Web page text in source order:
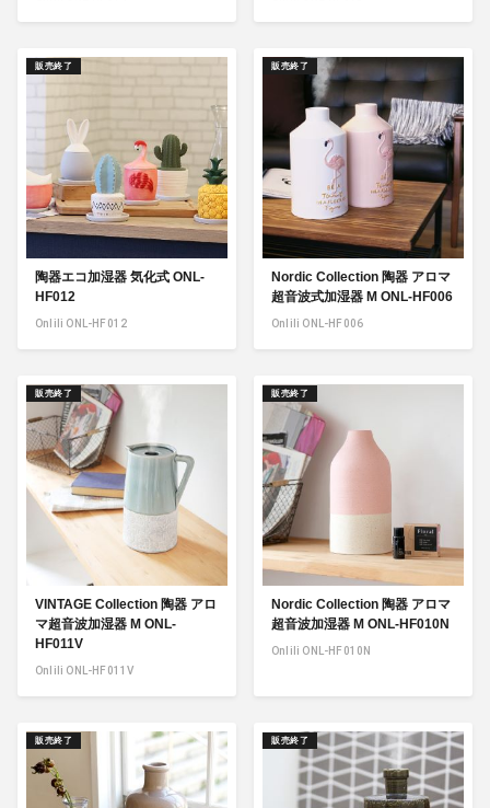
陶器エコ加湿器 気化式 ONL-
HF012
Onlili ONL-HF012
販売終了
Nordic Collection 陶器 アロマ
超音波式加湿器 M ONL-HF006
Onlili ONL-HF006
販売終了
VINTAGE Collection 陶器 アロ
マ超音波加湿器 M ONL-
HF011V
Onlili ONL-HF011V
販売終了
Nordic Collection 陶器 アロマ
超音波加湿器 M ONL-HF010N
Onlili ONL-HF010N
販売終了
販売終了 販売終了